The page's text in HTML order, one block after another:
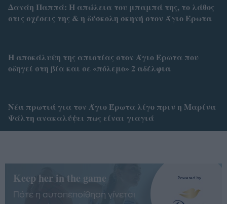
Δανάη Παππά: Η απώλεια του μπαμπά της, το λάθος
στις σχέσεις της & η δύσκολη σκηνή στον Άγιο Έρωτα
Η αποκάλυψη της απιστίας στον Άγιο Έρωτα που
οδηγεί στη βία και σε «πόλεμο» 2 αδέλφια
Νέα πρωτιά για τον Άγιο Έρωτα λίγο πριν η Μαρίνα
Ψάλτη ανακαλύψει πως είναι γιαγιά
Keep her in the game
Πότε η αυτοπεποίθηση γίνεται